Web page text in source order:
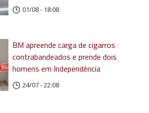
01/08 - 18:08
BM apreende carga de cigarros
contrabandeados e prende dois
homens em Independência
24/07 - 22:08